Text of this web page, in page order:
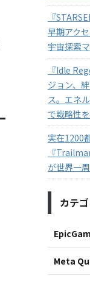
『
早期アク
宇宙探索
『Idle
ジョン、
ス。エネ
で戦略性
実在1200
『
が世界一
カテ
Meta